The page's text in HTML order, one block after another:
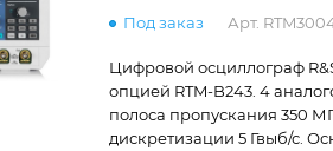
Под заказ Арт.
Цифровой осциллограф
опцией RTM-B243. 4
полоса пропускания 350
дискретизации 5 Гвыб/с.